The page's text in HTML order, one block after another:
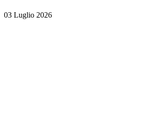
03 Luglio 2026